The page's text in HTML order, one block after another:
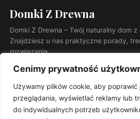
Cenimy prywatność
Używamy plików cookie, aby poprawić
przeglądania, wyświetlać reklamy lub
do indywidualnych potrzeb
Domki Z Drewna
Domki Z Drewna – Twój naturalny dom
Znajdziesz u nas praktyczne porady,
rozwiązania.
INFORMACJE
Kontakt